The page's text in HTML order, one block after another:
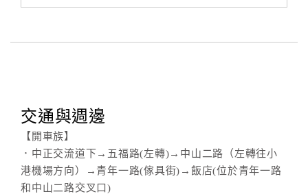
交通與週邊
【開車族】
．中正交流道下→五福路(左轉)→中山二路（左轉往小
港機場方向）→青年一路(傢具街)→飯店(位於青年一路
和中山二路交叉口)